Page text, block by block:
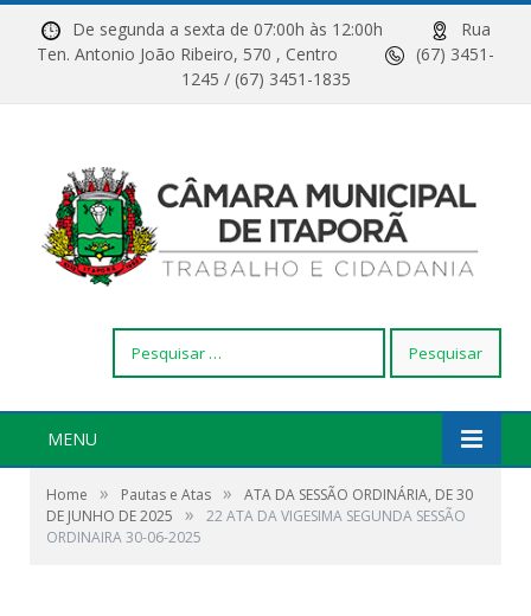
De segunda a sexta de 07:00h às 12:00h
Rua
Ten. Antonio João Ribeiro, 570 , Centro
(67) 3451-
1245 / (67) 3451-1835
por:
MENU
Home » Pautas e Atas »
ATA DA SESSÃO ORDINÁRIA, DE 30
DE JUNHO DE 2025
»
22 ATA DA VIGESIMA SEGUNDA SESSÃO
ORDINAIRA 30-06-2025